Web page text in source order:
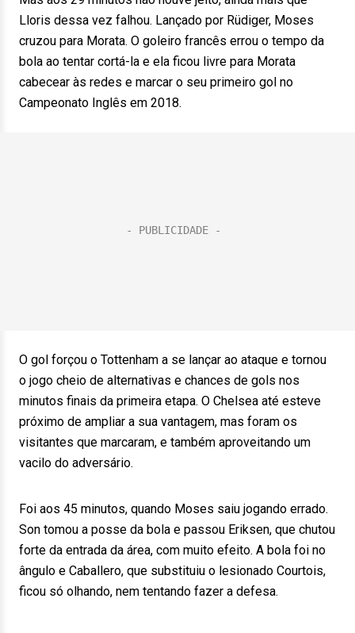
Lloris dessa vez falhou. Lançado por Rüdiger, Moses
cruzou para Morata. O goleiro francês errou o tempo da
bola ao tentar cortá-la e ela ficou livre para Morata
cabecear às redes e marcar o seu primeiro gol no
Campeonato Inglês em 2018.
O gol forçou o Tottenham a se lançar ao ataque e tornou
o jogo cheio de alternativas e chances de gols nos
minutos finais da primeira etapa. O Chelsea até esteve
próximo de ampliar a sua vantagem, mas foram os
visitantes que marcaram, e também aproveitando um
vacilo do adversário.
Foi aos 45 minutos, quando Moses saiu jogando errado.
Son tomou a posse da bola e passou Eriksen, que chutou
forte da entrada da área, com muito efeito. A bola foi no
ângulo e Caballero, que substituiu o lesionado Courtois,
ficou só olhando, nem tentando fazer a defesa.